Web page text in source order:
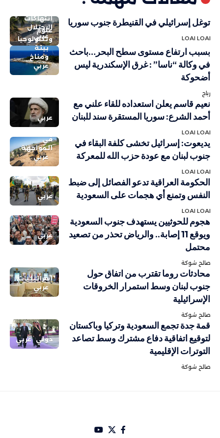
انتهاكات
الاحتلال
عربي
توغل إسرائيلي في القنيطرة جنوب سوريا
LOAI LOAI
علوم
وتكنولوجيا
بيئة
ومناخ
عربي
بسبب ارتفاع مستوى سطح البحر…باحث
في وكالة “ناسا” : غرق الإسكندرية ليس
أضحوكة
رباح
عربي
نعيم قاسم يعلن استعداده للقاء علني مع
أحمد الشرع: سوريا المستقرة سند للبنان
LOAI LOAI
في
المواجهة
عربي
يديعوت: إسرائيل تخشى كلفة البقاء في
جنوب لبنان مع عودة حزب الله للمعركة
LOAI LOAI
عربي
الحكومة العراقية تدعو الفصائل إلى ضبط
النفس وتمنع أي هجمات على السعودية
LOAI LOAI
عربي
هجوم للحوثيين يستهدف جنوب السعودية
ويوقع 11 إصابة.. والرياض تحذر من تصعيد
محتمل
صالح شوكة
إسرائيليات
عربي
محادثات روما تقترب من اتفاق حول
جنوب لبنان وسط استمرار الخروقات
الإسرائيلية
صالح شوكة
دولي عربي
قمة جدة تجمع السعودية وتركيا وباكستان
لتوقيع اتفاقية دفاع مشترك وسط تصاعد
التوترات الإقليمية
صالح شوكة